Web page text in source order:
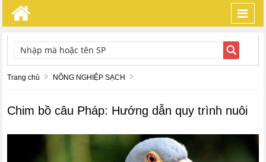
TÌM KIẾM
Trang chủ NÔNG NGHIỆP SẠCH
Chim bồ câu Pháp: Hướng dẫn quy trình nuôi